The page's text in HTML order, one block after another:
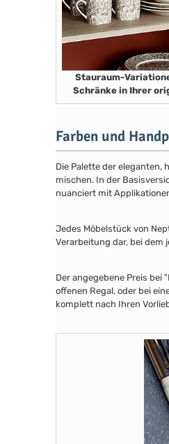
Stauraum-
Schränke in Ihrer
Farben und
Die Palette der eleganten,
mischen. In der
nuanciert mit
Jedes Möbelstück von
Verarbeitung dar, bei dem
Der angegebene Preis
offenen Regal, oder bei
komplett nach Ihren